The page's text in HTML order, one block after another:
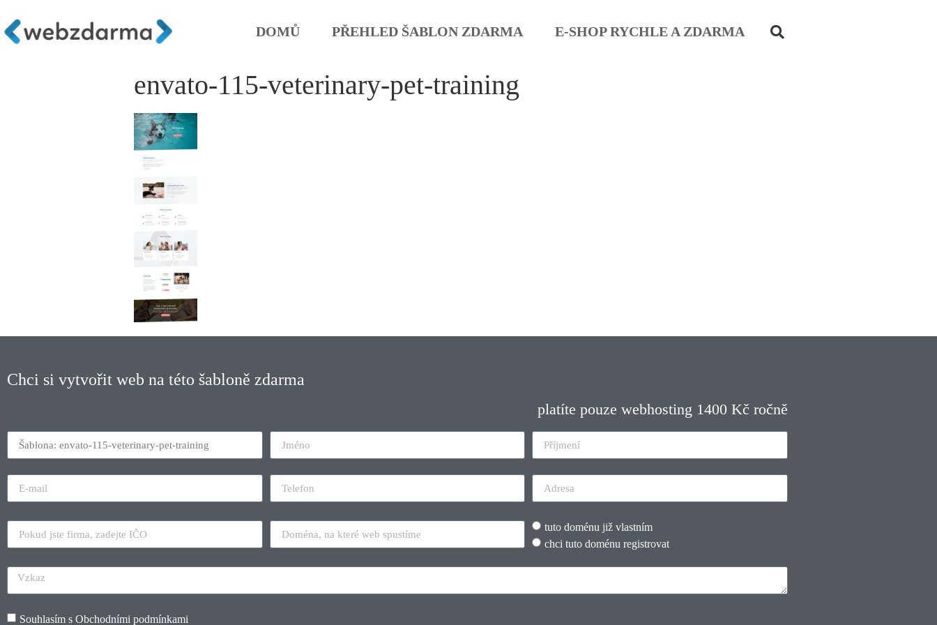
DOMŮ PŘEHLED ŠABLON ZDARMA E-SHOP RYCHLE A ZDARMA
envato-115-veterinary-pet-training
Chci si vytvořit web na této šabloně zdarma
platíte pouze webhosting 1400 Kč ročně
tuto doménu již vlastním
chci tuto doménu registrovat
Souhlasím s Obchodními podmínkami